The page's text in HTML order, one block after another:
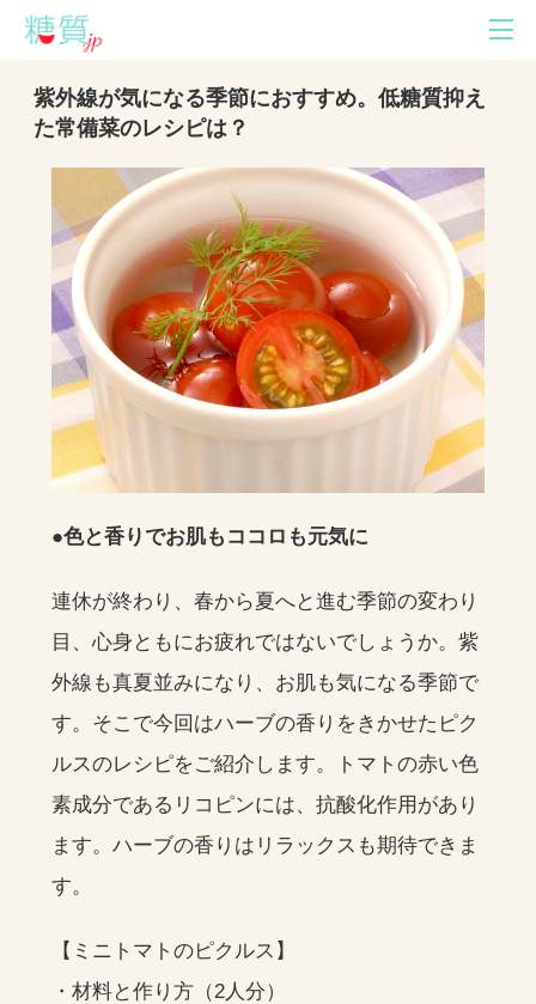
紫外線が気になる季節におすすめ。低糖質抑え
た常備菜のレシピは？
●色と香りでお肌もココロも元気に
連休が終わり、春から夏へと進む季節の変わり
目、心身ともにお疲れではないでしょうか。紫
外線も真夏並みになり、お肌も気になる季節で
す。そこで今回はハーブの香りをきかせたピク
ルスのレシピをご紹介します。トマトの赤い色
素成分であるリコピンには、抗酸化作用があり
ます。ハーブの香りはリラックスも期待できま
す。
【ミニトマトのピクルス】
・材料と作り方（2人分）